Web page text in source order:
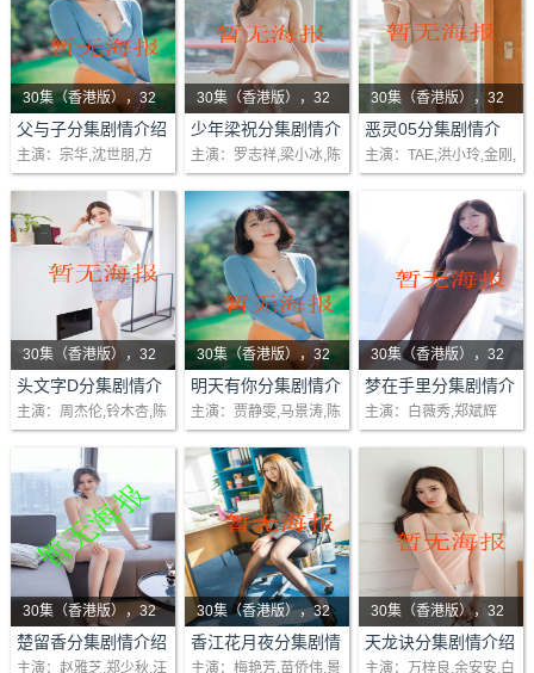
30集（香港版），32
集（海外版）
剧情：该剧主要讲述纺
织业大亨与五个子女间
呼风唤雨的大老板，管
理公司他是专家，为什
么回到..
父与子分集剧情介绍
(1-48)大结局
主演：宗华,沈世朋,方
馨,傅子纯
30集（香港版），32
集（海外版）
剧情：自幼与寡母相依
为命，读书勤奋，且生
山书院求学。而祝公达
则独霸一方，其女祝英
台不仅聪颖敏慧..
少年梁祝分集剧情介
绍(1-42)大结局
主演：罗志祥,梁小冰,陈
嘉辉,欧汉声
30集（香港版），32
集（海外版）
剧情：一部揭开生死轮
回偶像剧一场纠葛前世
地舍利子引发出人性贪
婪当黑暗中人性怨怼制
造了恐..
恶灵05分集剧情介
绍(1-20)大结局
主演：TAE,洪小玲,金刚,
李威
30集（香港版），32
集（海外版）
剧情：日本秋名山上的
清晨，一辆丰田出产的
坡道飞驰，车内神秘车
手的飘移车速使人吃
惊。ae86在滕..
头文字D分集剧情介
绍(1-48)大结局
主演：周杰伦,铃木杏,陈
冠希,黄秋生
30集（香港版），32
集（海外版）
剧情：明天有你是叙述
为情所困、为情所伤的
生活和勾心斗角、尔虞
我诈的商业战场，该怎
样选择自己..
明天有你分集剧情介
绍(1-40)大结局
主演：贾静雯,马景涛,陈
德容,萧蔷
30集（香港版），32
集（海外版）
剧情：姚思琦（白薇秀
饰演）乐观自信，性格
意失败后自杀，但在养
父母范达维夫妇一家四
口的关爱下幸福..
梦在手里分集剧情介
绍(1-48)大结局
主演：白薇秀,郑斌辉
30集（香港版），32
集（海外版）
剧情：风流潇洒的楚留
香，以盗宝绝技闻名天
楚留香分集剧情介绍
(1-48)大结局
主演：赵雅芝,郑少秋,汪
30集（香港版），32
集（海外版）
剧情：《香江花月夜》
是梅艳芳唯一的一部电
香江花月夜分集剧情
介绍(1-48)大结局
主演：梅艳芳,苗侨伟,景
30集（香港版），32
集（海外版）
剧情：丽的电视凭一
部‘天蚕变’，夺取得当年
天龙诀分集剧情介绍
(1-40)大结局
主演：万梓良,余安安,白